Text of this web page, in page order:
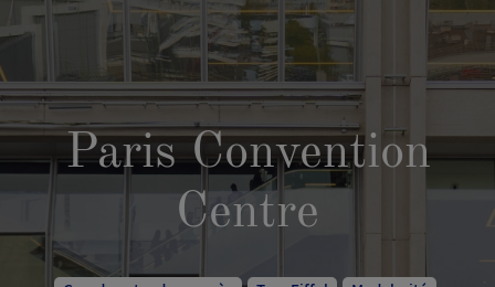
Paris Convention
Centre